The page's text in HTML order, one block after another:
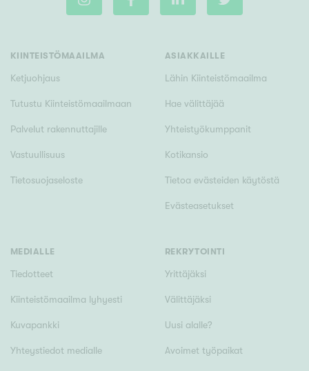
Ominaisuudet
Hissi
Järvi- tai merinäköala
KIINTEISTÖMAAILMA
Ketjuohjaus
Tutustu Kiinteistömaailmaan
Palvelut rakennuttajille
Vastuullisuus
Tietosuojaseloste
ASIAKKAILLE
Lähin Kiinteistömaailma
Hae välittäjää
Yhteistyökumppanit
Kotikansio
Tietoa evästeiden käytöstä
Evästeasetukset
MEDIALLE
Tiedotteet
Kiinteistömaailma lyhyesti
Kuvapankki
Yhteystiedot medialle
REKRYTOINTI
Yrittäjäksi
Välittäjäksi
Uusi alalle?
Avoimet työpaikat